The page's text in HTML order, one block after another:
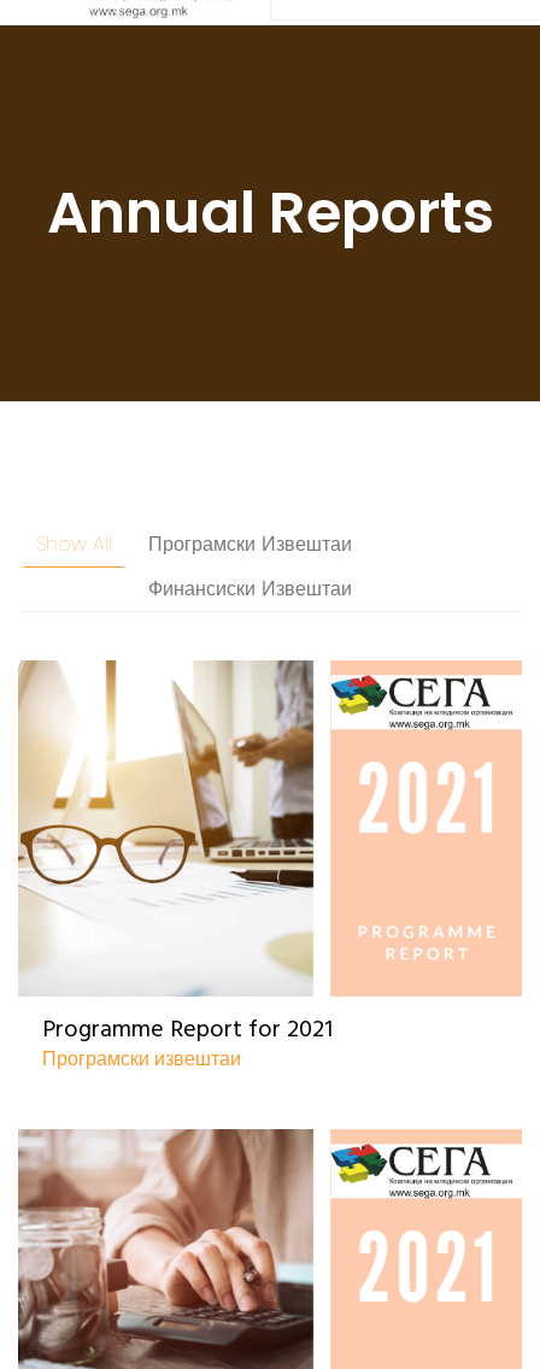
Annual Reports
Show All
Програмски Извештаи
Финансиски Извештаи
Programme Report for 2021
Програмски извештаи